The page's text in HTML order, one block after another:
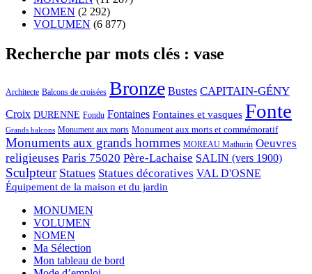
NOMEN (2 292)
VOLUMEN (6 877)
Recherche par mots clés : vase
Architecte Balcons de croisées Bronze Bustes CAPITAIN-GÉNY
Croix DURENNE Fondu Fontaines Fontaines et vasques Fonte
Grands balcons Monument aux morts Monument aux morts et commémoratif
Monuments aux grands hommes MOREAU Mathurin Oeuvres
religieuses Paris 75020 Père-Lachaise SALIN (vers 1900)
Sculpteur Statues Statues décoratives VAL D'OSNE
Équipement de la maison et du jardin
MONUMEN
VOLUMEN
NOMEN
Ma Sélection
Mon tableau de bord